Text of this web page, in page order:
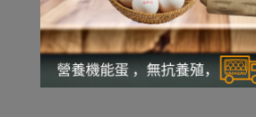
外的其他用途)。
3.依照法令規定或政府機關的